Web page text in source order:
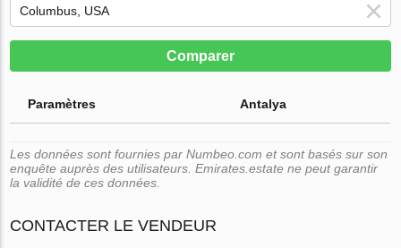
Comparer
Paramètres Antalya
Les données sont fournies par Numbeo.com et sont basés sur son
enquête auprès des utilisateurs. Emirates.estate ne peut garantir
la validité de ces données.
CONTACTER LE VENDEUR